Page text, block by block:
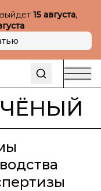
15 августа,